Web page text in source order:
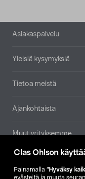
Clas Ohlson
Painamalla ”Hyväksy
evästeitä ja muuta
Alatunniste
Asiakaspalvelu
Yleisiä kysymyksiä
Tietoa meistä
Ajankohtaista
Muut yrityksemme